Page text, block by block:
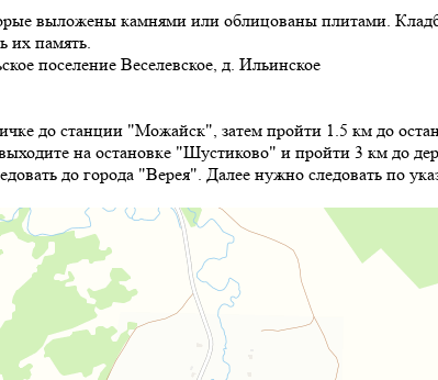
выложены камнями или облицованы плитами.
их память.
поселение Веселевское, д. Ильинское
до станции "Можайск", затем пройти 1.5 км до
на остановке "Шустиково" и пройти 3 км до
до города "Верея". Далее нужно следовать по